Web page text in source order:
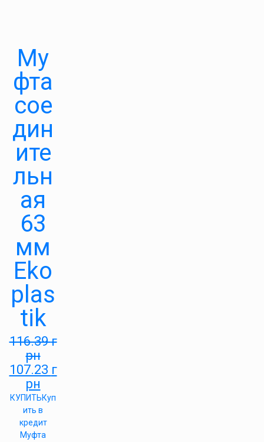
Му
фта
сое
дин
ите
льн
ая
63
мм
Eko
plas
tik
116.39г
рн
107.23 г
рн
КУПИТЬКуп
ить в
кредит
Муфта